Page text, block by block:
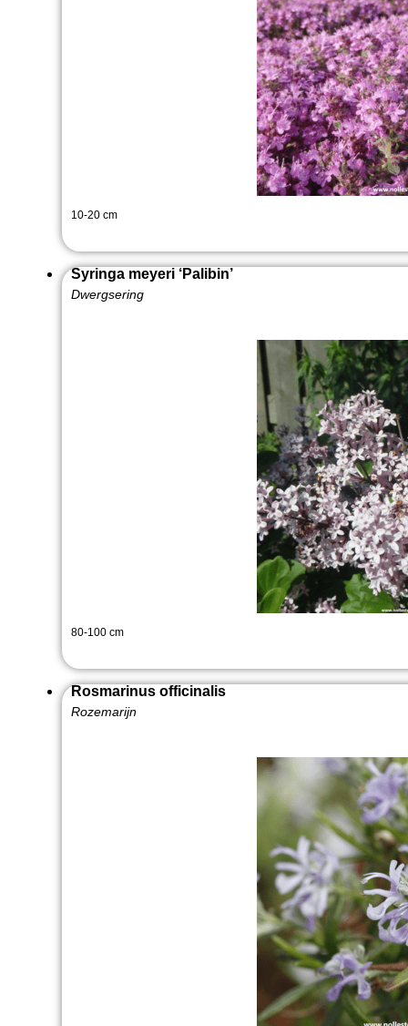
10-20 cm
Syringa meyeri ‘Palibin’
Dwergsering
80-100 cm
Rosmarinus officinalis
Rozemarijn